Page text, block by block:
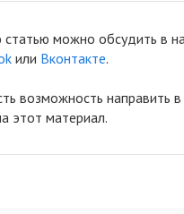
статью можно обсудить в
или Вконтакте.
возможность направить
этот материал.